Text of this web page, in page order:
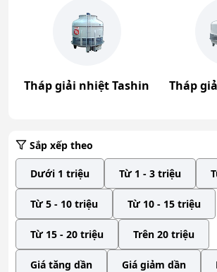
Tháp giải nhiệt Tashin
Tháp
Sắp xếp theo
Dưới 1 triệu Từ 1 - 3 triệu
Từ 5 - 10 triệu Từ 10 - 15 triệu
Từ 15 - 20 triệu Trên 20 triệu
Giá tăng dần Giá giảm dần